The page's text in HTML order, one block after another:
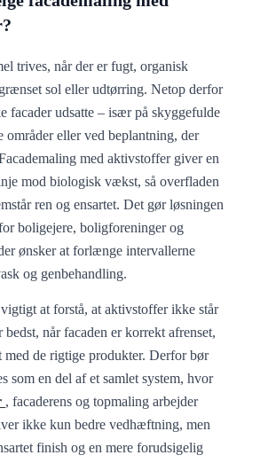
trives, når der er fugt, organisk
sol eller udtørring. Netop derfor
facader udsatte – især på skyggefulde
områder eller ved beplantning, der
med aktivstoffer giver en
mod biologisk vækst, så overfladen
ren og ensartet. Det gør løsningen
boligejere, boligforeninger og
ønsker at forlænge intervallerne
og genbehandling.
at forstå, at aktivstoffer ikke står
når facaden er korrekt afrenset,
med de rigtige produkter. Derfor bør
som en del af et samlet system, hvor
, facaderens og topmaling arbejder
ikke kun bedre vedhæftning, men
finish og en mere forudsigelig